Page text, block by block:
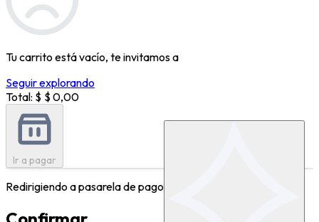
Tu carrito está vacío, te invitamos a
Seguir explorando
Total: $ $ 0,00
Ir a pagar
Redirigiendo a pasarela de pagos...